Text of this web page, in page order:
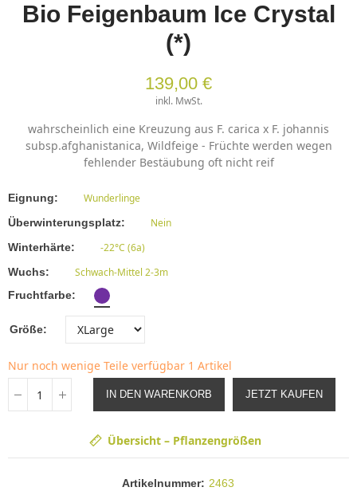
Bio Feigenbaum Ice Crystal
(*)
139,00 €
inkl. MwSt.
wahrscheinlich eine Kreuzung aus F. carica x F. johannis
subsp.afghanistanica, Wildfeige - Früchte werden wegen
fehlender Bestäubung oft nicht reif
Eignung Wunderlinge
Überwinterungsplatz Nein
Winterhärte -22°C (6a)
Wuchs Schwach-Mittel 2-3m
Fruchtfarbe
Größe
Nur noch wenige Teile verfügbar 1 Artikel
IN DEN WARENKORB JETZT KAUFEN
Übersicht – Pflanzengrößen
Artikelnummer: 2463